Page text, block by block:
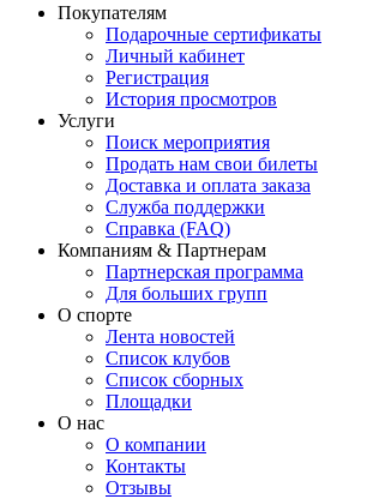
Покупателям
Подарочные сертификаты
Личный кабинет
Регистрация
История просмотров
Услуги
Поиск мероприятия
Продать нам свои билеты
Доставка и оплата заказа
Служба поддержки
Справка (FAQ)
Компаниям & Партнерам
Партнерская программа
Для больших групп
О спорте
Лента новостей
Список клубов
Список сборных
Площадки
О нас
О компании
Контакты
Отзывы